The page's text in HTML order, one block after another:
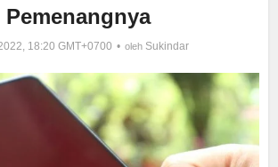
Pemenangnya
18:20 GMT+0700 oleh Sukindar